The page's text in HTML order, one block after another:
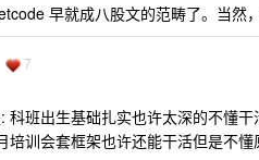
早就成八股文的范畴了。当然
7
科班出生基础扎实也许太深的不懂
培训会套框架也许还能干活但是不